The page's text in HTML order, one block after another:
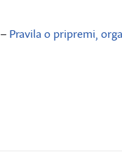
– Pravila o pripremi,